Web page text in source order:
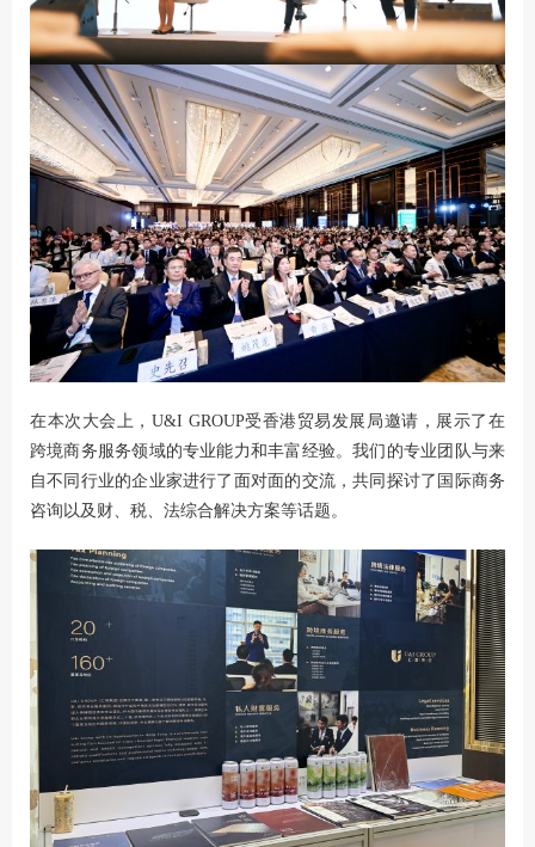
在本次大会上，U&I GROUP受香港贸易发展局邀请，展示了在
跨境商务服务领域的专业能力和丰富经验。我们的专业团队与来
自不同行业的企业家进行了面对面的交流，共同探讨了国际商务
咨询以及财、税、法综合解决方案等话题。